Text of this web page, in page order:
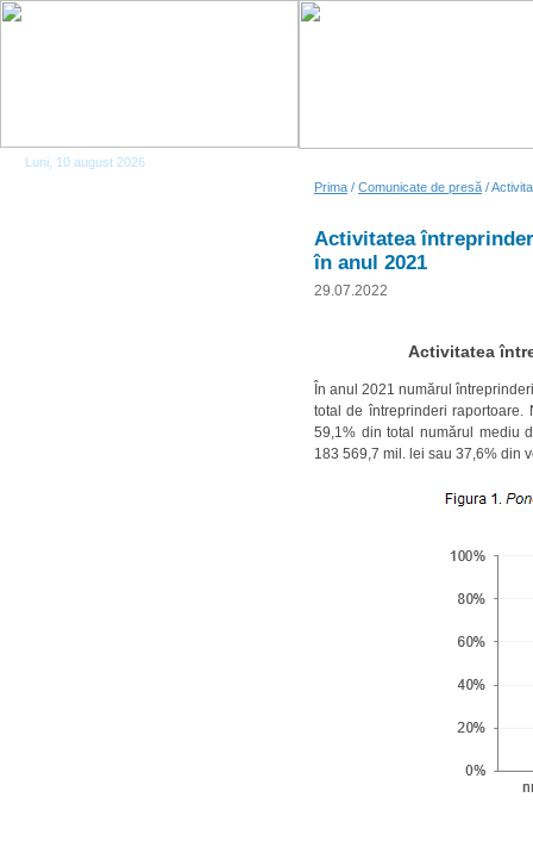
Luni, 10 august 2026
Prima / Comunicate de presă /
Activitatea
în anul 2021
29.07.2022
Activitatea
În anul 2021 numărul
total de întreprinderi
59,1% din total numărul mediu
183 569,7 mil. lei sau 37,6% din